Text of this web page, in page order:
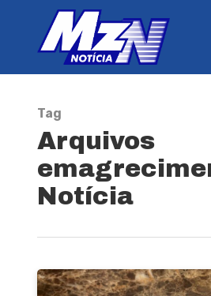
Tag
Arquivos
Notícia